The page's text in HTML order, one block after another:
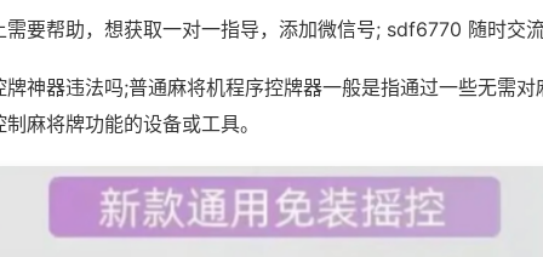
需要帮助，想获取一对一指导，添加微信号; sdf6770 随时交
神器违法吗;普通麻将机程序控牌器一般是指通过一些无需
麻将牌功能的设备或工具。